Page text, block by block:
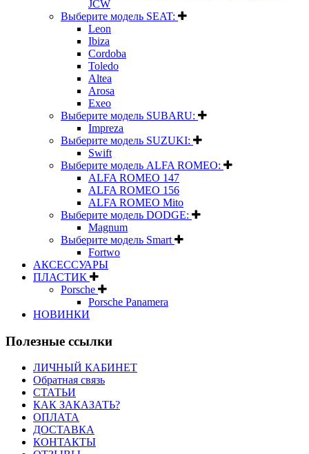
JCW
Выберите модель SEAT:
Leon
Ibiza
Cordoba
Toledo
Altea
Arosa
Exeo
Выберите модель SUBARU:
Impreza
Выберите модель SUZUKI:
Swift
Выберите модель ALFA ROMEO:
ALFA ROMEO 147
ALFA ROMEO 156
ALFA ROMEO Mito
Выберите модель DODGE:
Magnum
Выберите модель Smart
Fortwo
АКСЕССУАРЫ
ПЛАСТИК
Porsche
Porsche Panamera
НОВИНКИ
Полезные ссылки
ЛИЧНЫЙ КАБИНЕТ
Обратная связь
СТАТЬИ
КАК ЗАКАЗАТЬ?
ОПЛАТА
ДОСТАВКА
КОНТАКТЫ